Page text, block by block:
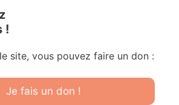
!
le site, vous pouvez faire un don :
Je fais un don !